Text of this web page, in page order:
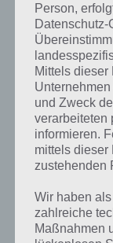
Kurze
Faul ist die Lösung
Wort, doch welche
dazu zu wissen?
Lösungen
Begriffserklärung!
Als Kurzform der
mangelnden
machen. Die
Bedeutungen
Person,
Datenschutz-
Mittels dieser
und Zweck
verarbeiteten
informieren.
mittels dieser
zustehenden
Wir haben
zahlreiche
Maßnahmen